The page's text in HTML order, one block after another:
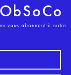
vous abonnant à notre